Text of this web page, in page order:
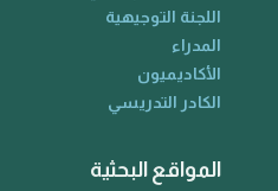
اللجنة التوجيهية
المدراء
الأكاديميون
الكادر التدريسي
المواقع البحثية